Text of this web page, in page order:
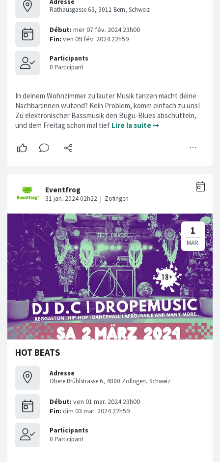
Adresse
Rathausgasse 63, 3011 Bern, Schweiz
In deinem Wohnzimmer zu lauter Musik tanzen macht deine
Nachbar:innen wütend? Kein Problem, komm einfach zu uns!
Zu elektronischer Bassmusik den Bügu-Blues abschütteln,
und dem Freitag schon mal tief Lire la suite ➞
HOT BEATS
Adresse
Obere Brühlstrasse 6, 4800 Zofingen, Schweiz